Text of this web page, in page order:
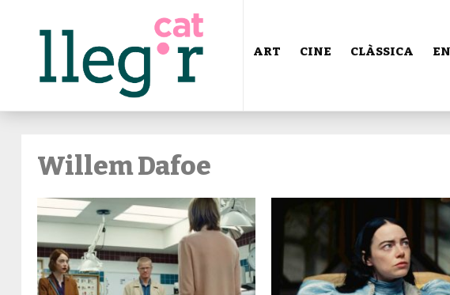
ART CINE CLÀSSICA
Willem Dafoe